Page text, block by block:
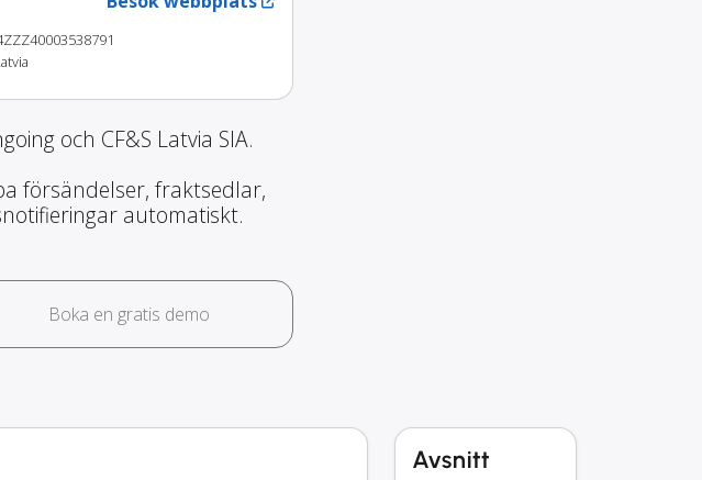
och CF&S Latvia SIA.
försändelser, fraktsedlar,
automatiskt.
Boka en gratis demo
Avsnitt